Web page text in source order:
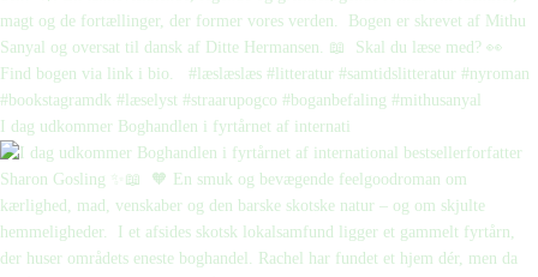
I dag udkommer Boghandlen i fyrtårnet af internati